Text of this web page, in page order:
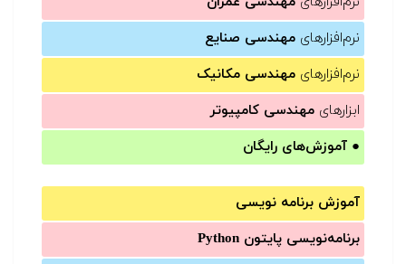
نرم‌افزارهای مهندسی صنایع
نرم‌افزارهای مهندسی مکانیک
ابزارهای مهندسی کامپیوتر
● آموزش‌های رایگان
آموزش برنامه نویسی
برنامه‌نویسی پایتون Python